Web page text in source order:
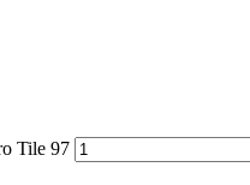
Tile 97